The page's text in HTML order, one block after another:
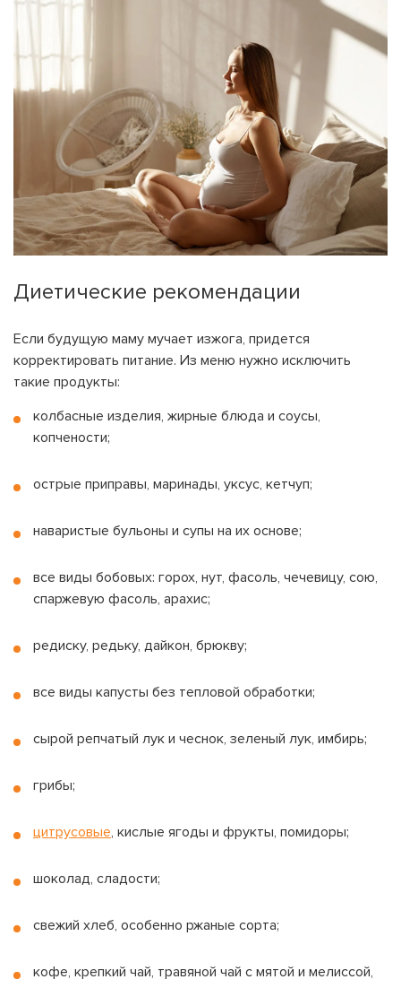
Диетические рекомендации
Если будущую маму мучает изжога, придется
корректировать питание. Из меню нужно исключить
такие продукты:
колбасные изделия, жирные блюда и соусы,
копчености;
острые приправы, маринады, уксус, кетчуп;
наваристые бульоны и супы на их основе;
все виды бобовых: горох, нут, фасоль, чечевицу, сою,
спаржевую фасоль, арахис;
редиску, редьку, дайкон, брюкву;
все виды капусты без тепловой обработки;
сырой репчатый лук и чеснок, зеленый лук, имбирь;
грибы;
цитрусовые, кислые ягоды и фрукты, помидоры;
шоколад, сладости;
свежий хлеб, особенно ржаные сорта;
кофе, крепкий чай, травяной чай с мятой и мелиссой,
Номер карты лояльности:
Бонусов на счету:
ВЕРНУТЬСЯ К БЛОГУ
Авторизация
ЗАРЕГИСТРИРОВАТЬСЯ
ВОЙТИ С ПОМОЩЬЮ СМС
На вашем счетубонусов
100